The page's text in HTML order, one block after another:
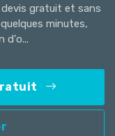
gratuit et sans
minutes,
d'o...